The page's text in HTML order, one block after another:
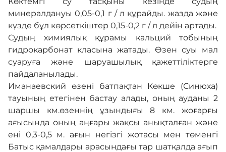
минералдануы 0,05-0,1 г / л құрайды. жазда және
күзде бұл көрсеткіштер 0,15-0,2 г / л дейін артады.
Судың химиялық құрамы кальций тобының
гидрокарбонат класына жатады. Өзен суы мал
суаруға және шаруашылық қажеттіліктерге
пайдаланылады.
Иманаевский өзені батпақтан Көкше (Синюха)
тауының етегінен бастау алады, оның ауданы 2
шаршы км.өзеннің ұзындығы 8 км. жоғарғы
ағысында оның аңғары жақсы анықталған және
ені 0,3-0,5 м. ағын негізгі жотасы мен төменгі
Батыс қамалдары арасындағы тар шатқалда ағып